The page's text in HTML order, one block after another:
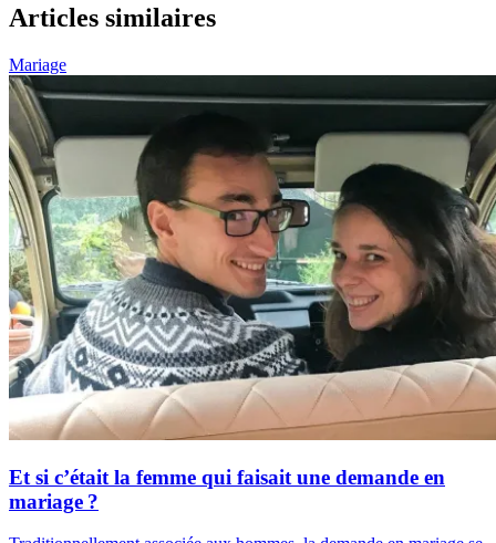
Articles similaires
Mariage
Et si c’était la femme qui faisait une demande en
mariage ?